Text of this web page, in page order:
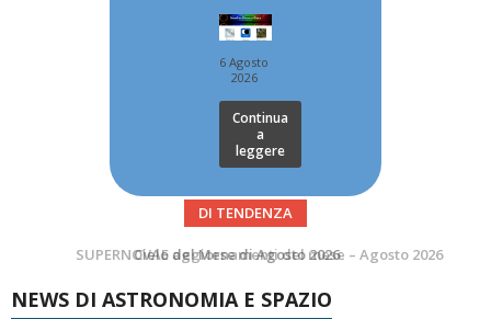
6 Agosto
2026
Continua
a
leggere
DI TENDENZA
SUPERNOVAE aggiornamenti del mese – Agosto 2026
Le Comete del mese di Agosto: LA 10P/TEMPEL AL PERIELIO
NEWS DI ASTRONOMIA E SPAZIO